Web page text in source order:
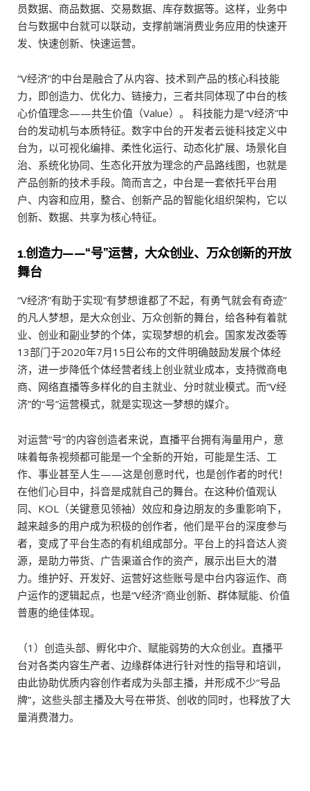
员数据、商品数据、交易数据、库存数据等。这样，业务中
台与数据中台就可以联动，支撑前端消费业务应用的快速开
发、快速创新、快速运营。
“V经济”的中台是融合了从内容、技术到产品的核心科技能
力，即创造力、优化力、链接力，三者共同体现了中台的核
心价值理念——共生价值（Value）。 科技能力是“V经济”中
台的发动机与本质特征。数字中台的开发者云徙科技定义中
台为，以可视化编排、柔性化运行、动态化扩展、场景化自
治、系统化协同、生态化开放为理念的产品路线图，也就是
产品创新的技术手段。简而言之，中台是一套依托平台用
户、内容和应用，整合、创新产品的智能化组织架构，它以
创新、数据、共享为核心特征。
1.创造力——“号”运营，大众创业、万众创新的开放
舞台
“V经济”有助于实现“有梦想谁都了不起，有勇气就会有奇迹”
的凡人梦想，是大众创业、万众创新的舞台，给各种有着就
业、创业和副业梦的个体，实现梦想的机会。国家发改委等
13部门于2020年7月15日公布的文件明确鼓励发展个体经
济，进一步降低个体经营者线上创业就业成本，支持微商电
商、网络直播等多样化的自主就业、分时就业模式。而“V经
济”的“号”运营模式，就是实现这一梦想的媒介。
对运营“号”的内容创造者来说，直播平台拥有海量用户，意
味着每条视频都可能是一个全新的开始，可能是生活、工
作、事业甚至人生——这是创意时代，也是创作者的时代！
在他们心目中，抖音是成就自己的舞台。在这种价值观认
同、KOL（关键意见领袖）效应和身边朋友的多重影响下，
越来越多的用户成为积极的创作者，他们是平台的深度参与
者，变成了平台生态的有机组成部分。平台上的抖音达人资
源，是助力带货、广告渠道合作的资产，展示出巨大的潜
力。维护好、开发好、运营好这些账号是中台内容运作、商
户运作的逻辑起点，也是“V经济”商业创新、群体赋能、价值
普惠的绝佳体现。
（1）创造头部、孵化中介、赋能弱势的大众创业。直播平
台对各类内容生产者、边缘群体进行针对性的指导和培训，
由此协助优质内容创作者成为头部主播，并形成不少“号品
牌”，这些头部主播及大号在带货、创收的同时，也释放了大
量消费潜力。